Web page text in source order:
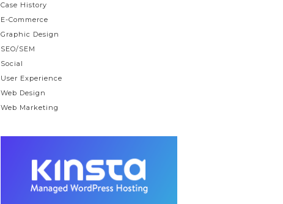
Case History
E-Commerce
Graphic Design
SEO/SEM
Social
User Experience
Web Design
Web Marketing